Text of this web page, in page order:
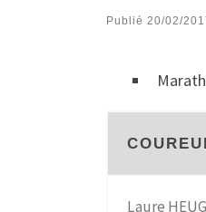
Publié 20/02/
Laure